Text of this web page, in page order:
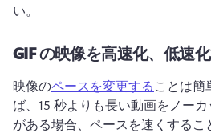
い。
GIF の映像を高速化、低速
映像のペースを変更することは簡
ば、15 秒よりも長い動画をノー
がある場合、ペースを速くするこ